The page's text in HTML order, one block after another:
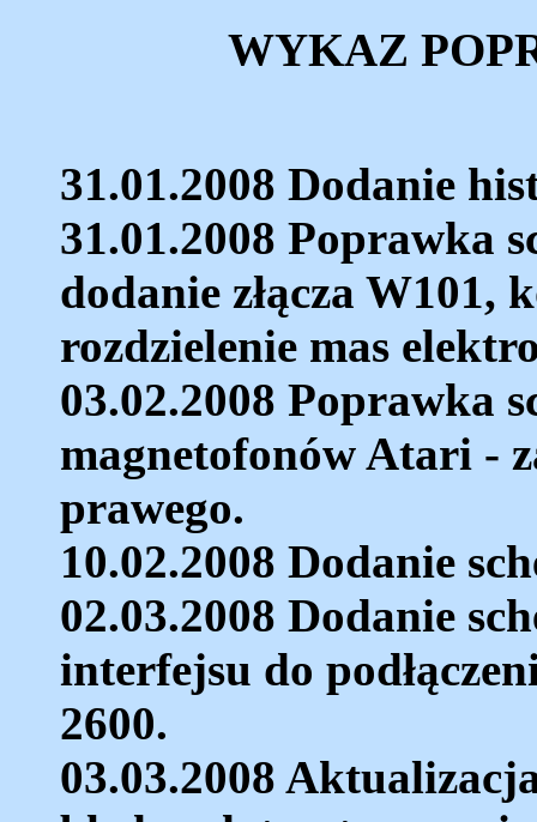
WYKAZ
31.01.2008 Dodanie
31.01.2008 Poprawka
dodanie złącza W101,
rozdzielenie mas
03.02.2008 Poprawka
magnetofonów Atari -
prawego.
10.02.2008 Dodanie
02.03.2008 Dodanie
interfejsu do
2600.
03.03.2008